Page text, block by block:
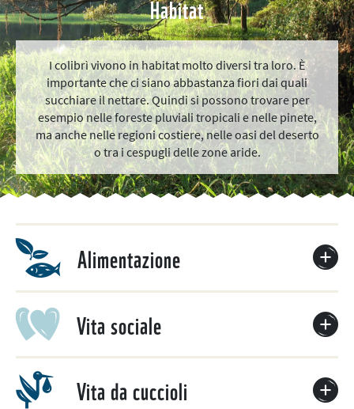
Habitat
I colibrì vivono in habitat molto diversi tra loro. È
importante che ci siano abbastanza fiori dai quali
succhiare il nettare. Quindi si possono trovare per
esempio nelle foreste pluviali tropicali e nelle pinete,
ma anche nelle regioni costiere, nelle oasi del deserto
o tra i cespugli delle zone aride.
Alimentazione
Vita sociale
Vita da cuccioli